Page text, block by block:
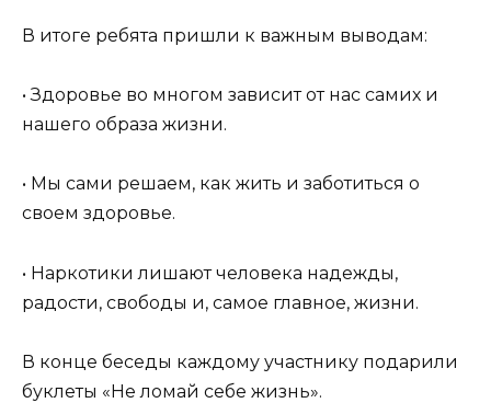
В итоге ребята пришли к важным выводам:
• Здоровье во многом зависит от нас самих и
нашего образа жизни.
• Мы сами решаем, как жить и заботиться о
своем здоровье.
• Наркотики лишают человека надежды,
радости, свободы и, самое главное, жизни.
В конце беседы каждому участнику подарили
буклеты «Не ломай себе жизнь».